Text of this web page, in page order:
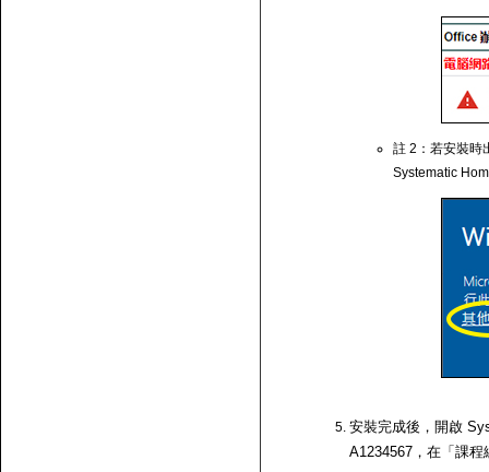
註 2：若安裝時
Systematic
安裝完成後，開啟
A1234567，在「課